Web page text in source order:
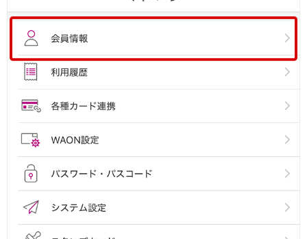
神奈川県
新潟県
富山県
石川県
山梨県
長野県
東海／近畿
静岡県
三重県
滋賀県
大阪府
兵庫県